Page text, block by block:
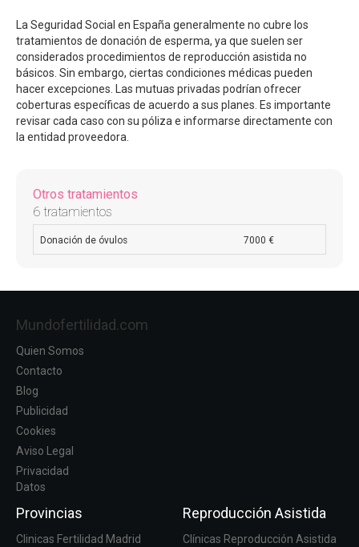
La Seguridad Social en España generalmente no cubre los
tratamientos de donación de esperma, ya que suelen ser
considerados procedimientos de reproducción asistida no
básicos. Sin embargo, ciertas condiciones médicas pueden
hacer excepciones. Las mutuas privadas podrían ofrecer
coberturas específicas de acuerdo a sus planes. Es importante
revisar cada caso con su póliza e informarse directamente con
la entidad proveedora.
Otros tratamientos
6 tratamientos
Donación de óvulos 7000 €
Mundofertilidad.com
Quien Somos
Contacto
Blog
Publicidad
Cookies
Aviso Legal
Privacidad
Datos
Provincias
Clinicas Fertilidad Madrid
Reproducción Asistida
Clínicas Reproducción Asistida